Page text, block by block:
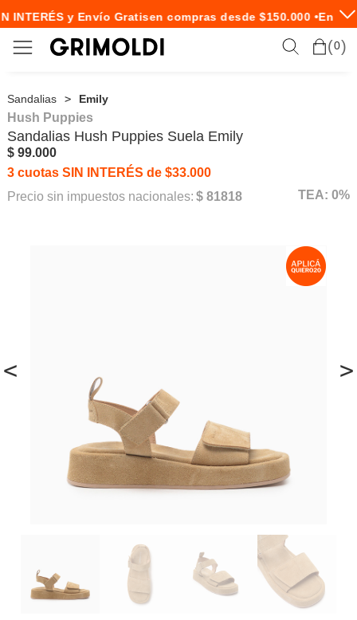
INTERÉS y Envío Gratisen compras desde $150.000 •Envío
0
Sandalias Emily
< >
Hush Puppies
Sandalias Hush Puppies Suela Emily
$ 99.000
3 cuotas SIN INTERÉS de $33.000
Precio sin impuestos nacionales: $ 81818 TEA: 0%